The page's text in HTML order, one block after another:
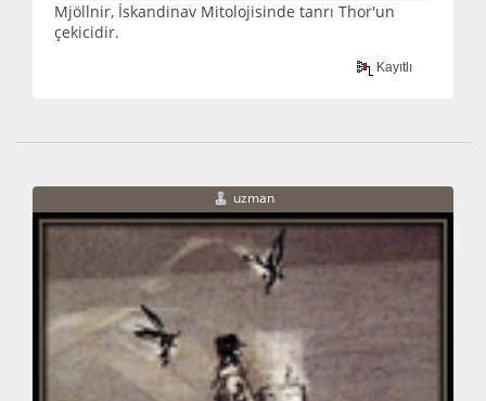
Mjöllnir, İskandinav Mitolojisinde tanrı Thor'un
çekicidir.
Kayıtlı
uzman